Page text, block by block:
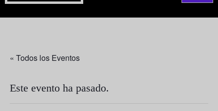
« Todos los Eventos
Este evento ha pasado.